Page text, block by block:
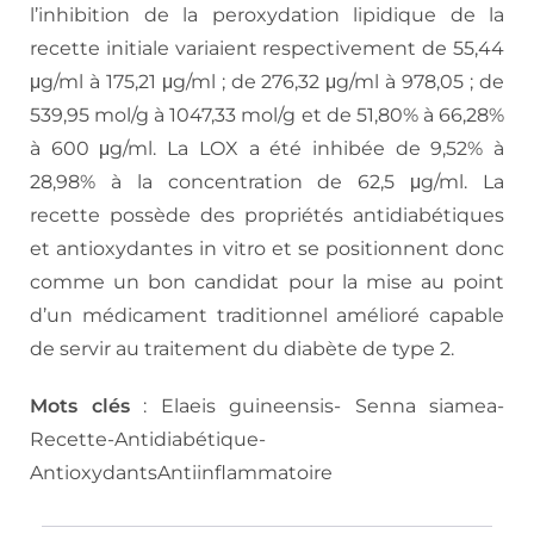
l’inhibition de la peroxydation lipidique de la
recette initiale variaient respectivement de 55,44
μg/ml à 175,21 μg/ml ; de 276,32 μg/ml à 978,05 ; de
539,95 mol/g à 1047,33 mol/g et de 51,80% à 66,28%
à 600 μg/ml. La LOX a été inhibée de 9,52% à
28,98% à la concentration de 62,5 μg/ml. La
recette possède des propriétés antidiabétiques
et antioxydantes in vitro et se positionnent donc
comme un bon candidat pour la mise au point
d’un médicament traditionnel amélioré capable
de servir au traitement du diabète de type 2.
Mots clés: Elaeis guineensis- Senna siamea-
Recette-Antidiabétique-
AntioxydantsAntiinflammatoire